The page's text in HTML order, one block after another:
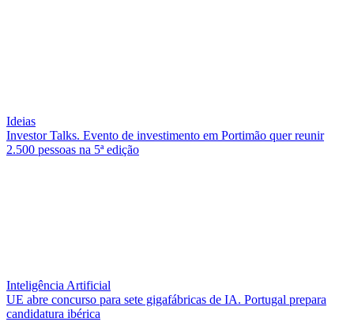
Ideias
Investor Talks. Evento de investimento em Portimão quer reunir
2.500 pessoas na 5ª edição
Inteligência Artificial
UE abre concurso para sete gigafábricas de IA. Portugal prepara
candidatura ibérica